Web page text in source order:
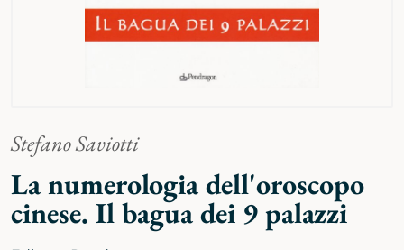
Stefano Saviotti
La numerologia dell'oroscopo
cinese. Il bagua dei 9 palazzi